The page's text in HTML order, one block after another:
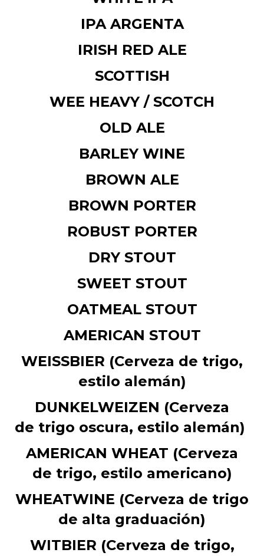
IPA ARGENTA
IRISH RED ALE
SCOTTISH
WEE HEAVY / SCOTCH
OLD ALE
BARLEY WINE
BROWN ALE
BROWN PORTER
ROBUST PORTER
DRY STOUT
SWEET STOUT
OATMEAL STOUT
AMERICAN STOUT
WEISSBIER (Cerveza de trigo,
estilo alemán)
DUNKELWEIZEN (Cerveza
de trigo oscura, estilo alemán)
AMERICAN WHEAT (Cerveza
de trigo, estilo americano)
WHEATWINE (Cerveza de trigo
de alta graduación)
WITBIER (Cerveza de trigo,